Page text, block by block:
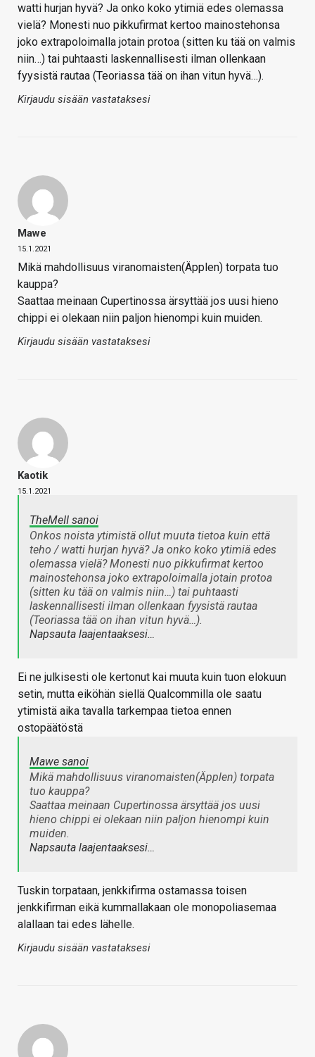
watti hurjan hyvä? Ja onko koko ytimiä edes olemassa
vielä? Monesti nuo pikkufirmat kertoo mainostehonsa
joko extrapoloimalla jotain protoa (sitten ku tää on valmis
niin…) tai puhtaasti laskennallisesti ilman ollenkaan
fyysistä rautaa (Teoriassa tää on ihan vitun hyvä…).
Kirjaudu sisään vastataksesi
Mawe
15.1.2021
Mikä mahdollisuus viranomaisten(Äpplen) torpata tuo
kauppa?
Saattaa meinaan Cupertinossa ärsyttää jos uusi hieno
chippi ei olekaan niin paljon hienompi kuin muiden.
Kirjaudu sisään vastataksesi
Kaotik
15.1.2021
TheMeII sanoi
Onkos noista ytimistä ollut muuta tietoa kuin että
teho / watti hurjan hyvä? Ja onko koko ytimiä edes
olemassa vielä? Monesti nuo pikkufirmat kertoo
mainostehonsa joko extrapoloimalla jotain protoa
(sitten ku tää on valmis niin…) tai puhtaasti
laskennallisesti ilman ollenkaan fyysistä rautaa
(Teoriassa tää on ihan vitun hyvä…).
Napsauta laajentaaksesi…
Ei ne julkisesti ole kertonut kai muuta kuin tuon elokuun
setin, mutta eiköhän siellä Qualcommilla ole saatu
ytimistä aika tavalla tarkempaa tietoa ennen
ostopäätöstä
Mawe sanoi
Mikä mahdollisuus viranomaisten(Äpplen) torpata
tuo kauppa?
Saattaa meinaan Cupertinossa ärsyttää jos uusi
hieno chippi ei olekaan niin paljon hienompi kuin
muiden.
Napsauta laajentaaksesi…
Tuskin torpataan, jenkkifirma ostamassa toisen
jenkkifirman eikä kummallakaan ole monopoliasemaa
alallaan tai edes lähelle.
Kirjaudu sisään vastataksesi